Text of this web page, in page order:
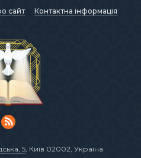
сайт Контактна інформація
5 , Київ 02002, Україна